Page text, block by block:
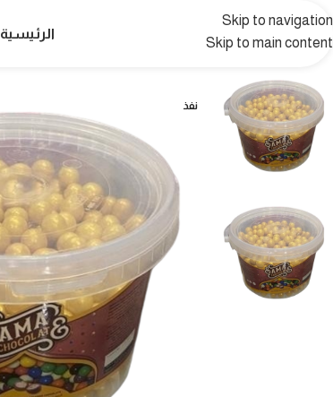
Skip to navigation
Skip to main content
الرئيسية
نفذ